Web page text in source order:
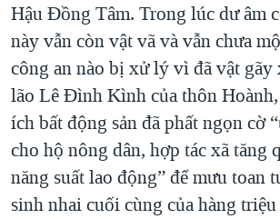
Hậu Đồng Tâm. Trong lúc dư âm
này vẫn còn vật vã và vẫn chưa
công an nào bị xử lý vì đã vật gãy
lão Lê Đình Kình của thôn
ích bất động sản đã phất ngọn cờ
cho hộ nông dân, hợp tác xã tăng
năng suất lao động” để mưu toan
sinh nhai cuối cùng của hàng